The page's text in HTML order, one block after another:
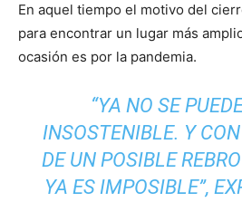
En aquel tiempo el motivo del
para encontrar un lugar más
ocasión es por la pandemia.
“YA NO SE
INSOSTENIBLE. Y
DE UN POSIBLE
YA ES IMPOSIBLE”,